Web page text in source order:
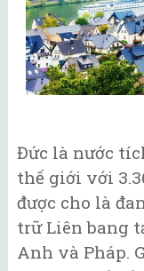
Đức là nước
thế giới với
được cho là
trữ Liên bang
Anh và Pháp.